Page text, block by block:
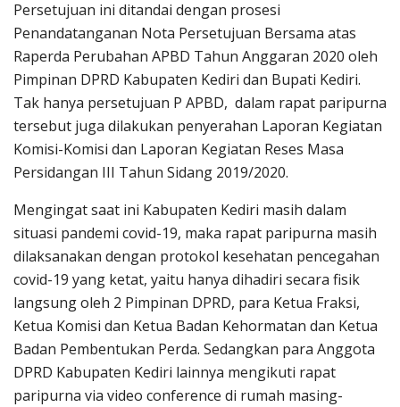
Persetujuan ini ditandai dengan prosesi
Penandatanganan Nota Persetujuan Bersama atas
Raperda Perubahan APBD Tahun Anggaran 2020 oleh
Pimpinan DPRD Kabupaten Kediri dan Bupati Kediri.
Tak hanya persetujuan P APBD, dalam rapat paripurna
tersebut juga dilakukan penyerahan Laporan Kegiatan
Komisi-Komisi dan Laporan Kegiatan Reses Masa
Persidangan III Tahun Sidang 2019/2020.
Mengingat saat ini Kabupaten Kediri masih dalam
situasi pandemi covid-19, maka rapat paripurna masih
dilaksanakan dengan protokol kesehatan pencegahan
covid-19 yang ketat, yaitu hanya dihadiri secara fisik
langsung oleh 2 Pimpinan DPRD, para Ketua Fraksi,
Ketua Komisi dan Ketua Badan Kehormatan dan Ketua
Badan Pembentukan Perda. Sedangkan para Anggota
DPRD Kabupaten Kediri lainnya mengikuti rapat
paripurna via video conference di rumah masing-